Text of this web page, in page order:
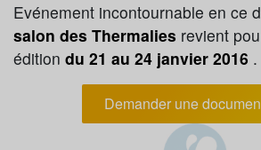
Evénement incontournable en ce
salon des Thermalies revient
édition du 21 au 24 janvier 2016 .
Demander une